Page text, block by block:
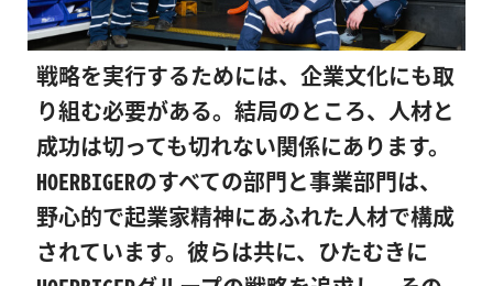
戦略を実行するためには、企業文化にも取
り組む必要がある。結局のところ、人材と
成功は切っても切れない関係にあります。
HOERBIGERのすべての部門と事業部門は、
野心的で起業家精神にあふれた人材で構成
されています。彼らは共に、ひたむきに